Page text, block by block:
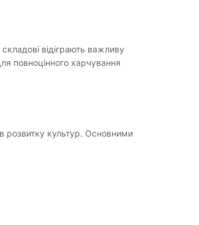
відіграють важливу
повноцінного харчування
розвитку культур. Основними